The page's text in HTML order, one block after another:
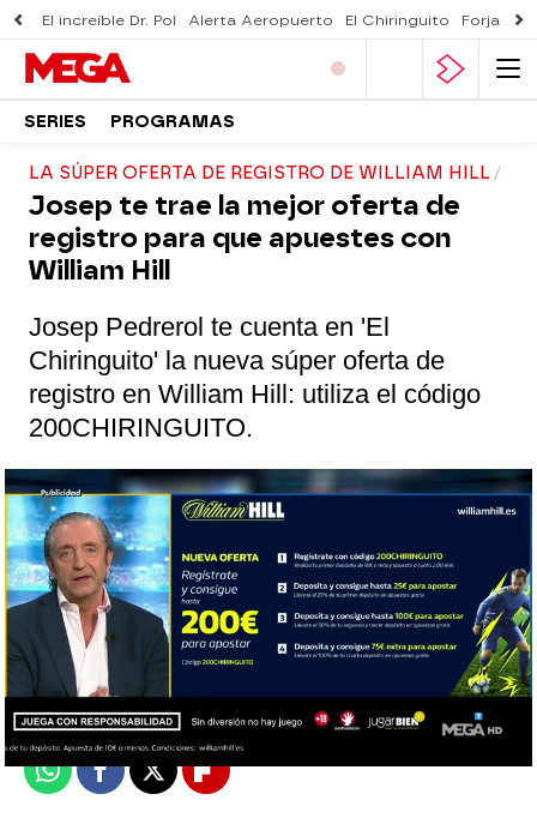
El increíble Dr. Pol Alerta Aeropuerto El Chiringuito Forjado
SERIES PROGRAMAS
LA SÚPER OFERTA DE REGISTRO DE WILLIAM HILL
Josep te trae la mejor oferta de
registro para que apuestes con
William Hill
Josep Pedrerol te cuenta en 'El
Chiringuito' la nueva súper oferta de
registro en William Hill: utiliza el código
200CHIRINGUITO.
El Chiringuito
Madrid
Publicado:20 de noviembre de 2020, 00:46
WhatsappFacebook
X Flipboard